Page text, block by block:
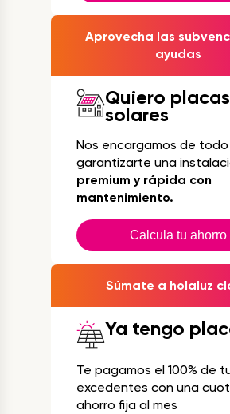
Aprovecha las
ayudas
Quiero placas
solares
Nos encargamos de
garantizarte una
premium y rápida con
mantenimiento.
Calcula tu ahorro
Súmate a holaluz
Ya tengo
Te pagamos el 100% de
excedentes con una
ahorro fija al mes